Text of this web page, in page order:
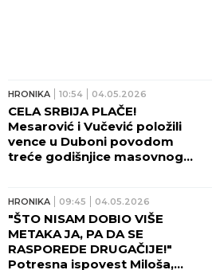
HRONIKA 10:54 04.05.2026
CELA SRBIJA PLAČE!
Mesarović i Vučević položili
vence u Duboni povodom
treće godišnjice masovnog
HRONIKA 09:45 04.05.2026
"ŠTO NISAM DOBIO VIŠE
METAKA JA, PA DA SE
RASPOREDE DRUGAČIJE!"
Potresna ispovest Miloša,